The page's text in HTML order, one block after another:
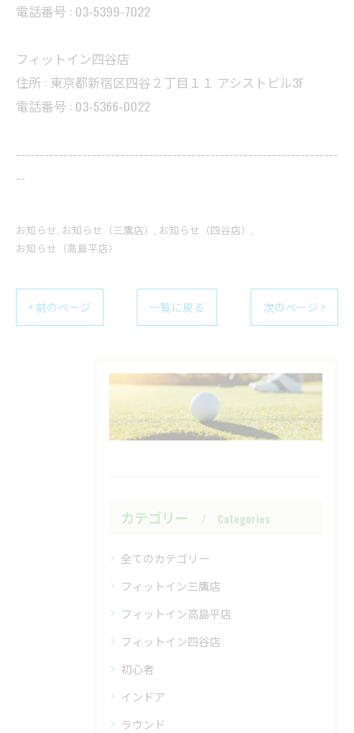
電話番号 : 03-5399-7022
フィットイン四谷店
住所 : 東京都新宿区四谷２丁目１１ アシストビル3F
電話番号 : 03-5366-0022
--------------------------------------------------------------------
--
お知らせ お知らせ（三鷹店）
お知らせ（四谷店）
お知らせ（高島平店）
< 前のページ 一覧に戻る 次のページ >
カテゴリー Categories
全てのカテゴリー
フィットイン三鷹店
フィットイン高島平店
フィットイン四谷店
初心者
インドア
ラウンド